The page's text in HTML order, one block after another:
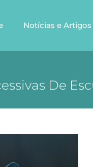
Notícias e Artigos
De